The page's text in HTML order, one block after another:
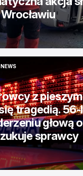
z pieszym
tragedią.
głową
sprawcy